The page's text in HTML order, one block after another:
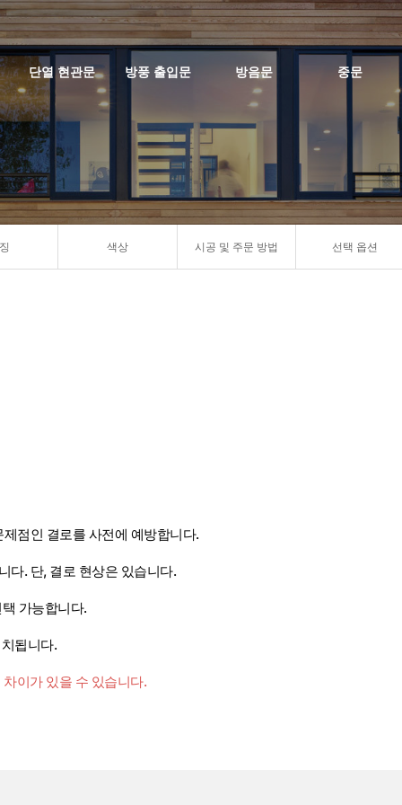
단열 현관문 방풍 출입문 방음문 중문
색상 시공 및 주문 방법 선택 옵션
점인 결로를 사전에 예방합니다.
다. 단, 결로 현상은 있습니다.
가능합니다.
됩니다.
이가 있을 수 있습니다.